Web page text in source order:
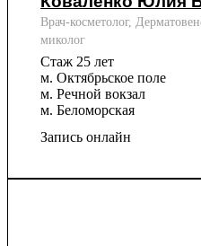
Врач-косметолог,
миколог
Стаж 25 лет
м. Октябрьское поле
м. Речной вокзал
м. Беломорская
Запись онлайн